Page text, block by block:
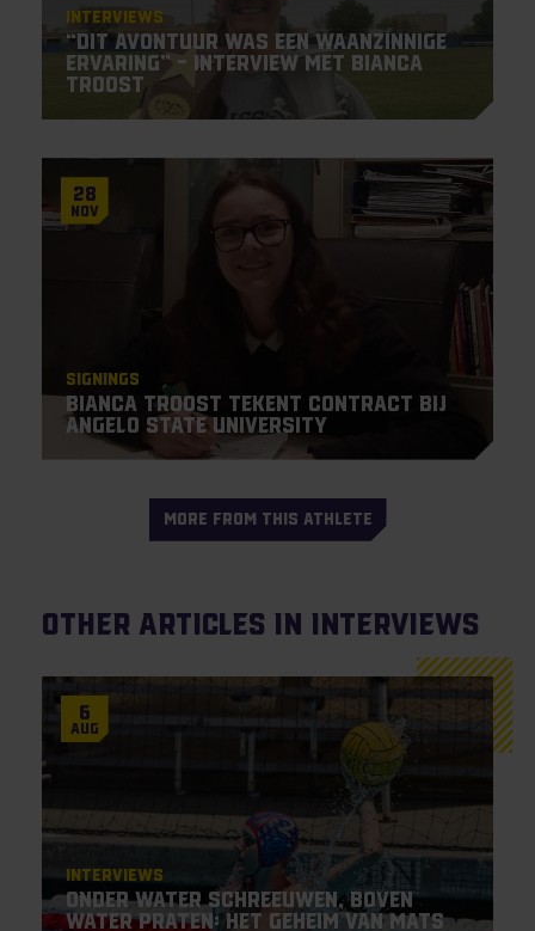
Interviews
“Dit avontuur was een waanzinnige
ervaring” – Interview met Bianca
Troost
28
Nov
Signings
Bianca Troost tekent contract bij
Angelo State University
MORE FROM THIS ATHLETE
Other articles in Interviews
6
Aug
Interviews
Onder water schreeuwen, boven
water praten: het geheim van Mats